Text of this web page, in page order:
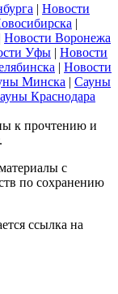
| Новости
|
Новости Воронежа
Уфы | Новости
| Новости
Минска | Сауны
Краснодара
к прочтению и
с
по сохранению
ссылка на